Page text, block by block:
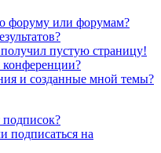
форуму или форумам?
получил пустую страницу!
конференции?
и созданные мной темы?
подписок?
подписаться на